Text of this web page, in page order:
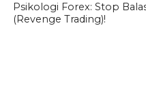
Psikologi Forex: Stop
(Revenge Trading)!